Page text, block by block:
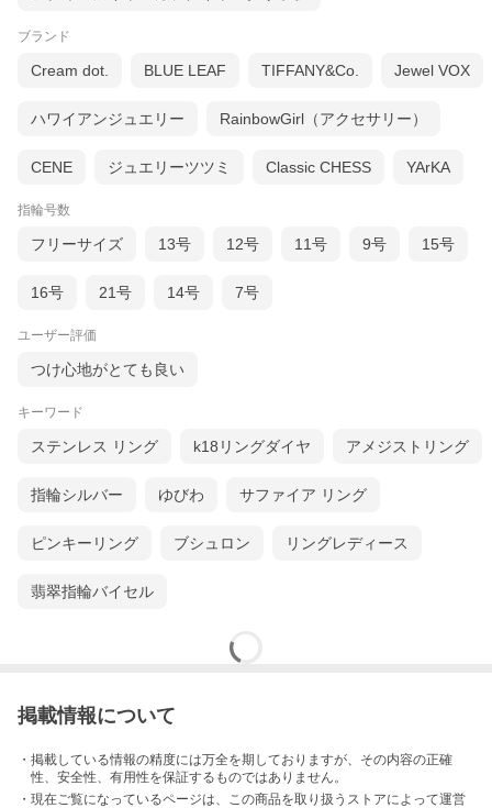
ブランド
Cream dot. BLUE LEAF TIFFANY&Co. Jewel VOX
ハワイアンジュエリー RainbowGirl（アクセサリー）
CENE ジュエリーツツミ Classic CHESS YArKA
指輪号数
フリーサイズ 13号 12号 11号 9号 15号
16号 21号 14号 7号
ユーザー評価
つけ心地がとても良い
キーワード
ステンレス リング k18リングダイヤ アメジストリング
指輪シルバー ゆびわ サファイア リング
ピンキーリング ブシュロン リングレディース
翡翠指輪バイセル
掲載情報について
・掲載している情報の精度には万全を期しておりますが、その内容の正確
性、安全性、有用性を保証するものではありません。
・現在ご覧になっているページは、この商品を取り扱うストアによって運営